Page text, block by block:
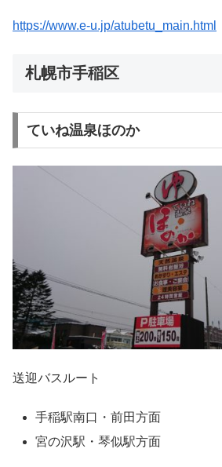
https://www.e-u.jp/atubetu_main.html
札幌市手稲区
ていね温泉ほのか
送迎バスルート
手稲駅南口・前田方面
宮の沢駅・琴似駅方面